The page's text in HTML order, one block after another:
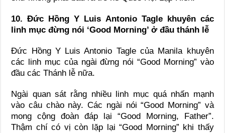
10. Đức Hồng Y Luis Antonio Tagle khuyên các
linh mục đừng nói ‘Good Morning’ ở đầu thánh lễ
Đức Hồng Y Luis Antonio Tagle của Manila khuyên
các linh mục của ngài đừng nói “Good Morning” vào
đầu các Thánh lễ nữa.
Ngài quan sát rằng nhiều linh mục quá nhấn mạnh
vào câu chào này. Các ngài nói “Good Morning” và
mong cộng đoàn đáp lại “Good Morning, Father”.
Thậm chí có vị còn lặp lại “Good Morning” khi thấy